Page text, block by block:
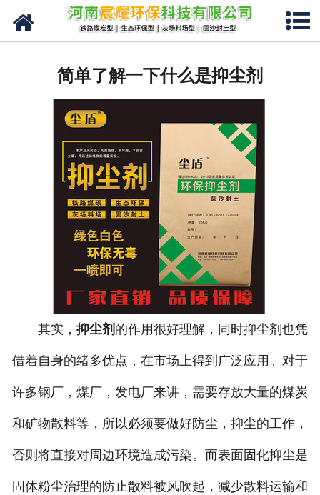
网站首页
新闻中心
现场视频
资质荣誉
联系我们
简单了解一下什么是抑尘剂
其实， 抑尘剂 的作用很好理解，同时抑尘剂也凭
借着自身的绪多优点，在市场上得到广泛应用。对于
许多钢厂，煤厂，发电厂来讲，需要存放大量的煤炭
和矿物散料等，所以必须要做好防尘，抑尘的工作，
否则将直接对周边环境造成污染。而表面固化抑尘是
固体粉尘治理的防止散料被风吹起，减少散料运输和